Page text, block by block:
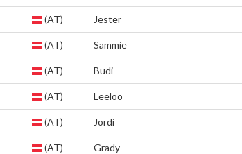
(AT) Jester
(AT) Sammie
(AT) Budi
(AT) Leeloo
(AT) Jordi
(AT) Grady